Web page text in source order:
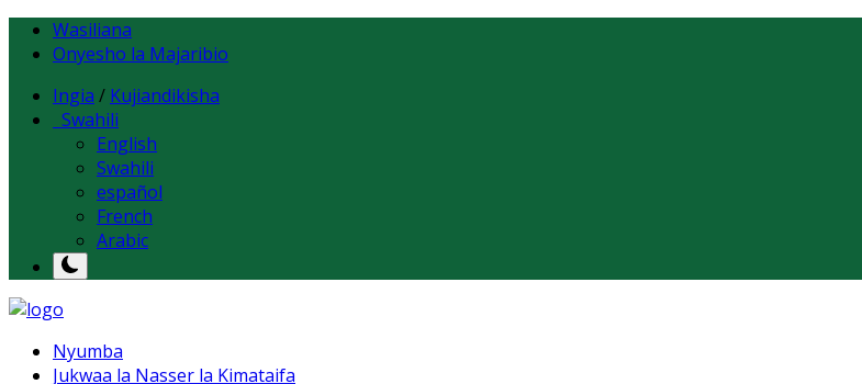
Wasiliana
Onyesho la Majaribio
Ingia / Kujiandikisha
Swahili
English
Swahili
español
French
Arabic
Nyumba
Jukwaa la Nasser la Kimataifa